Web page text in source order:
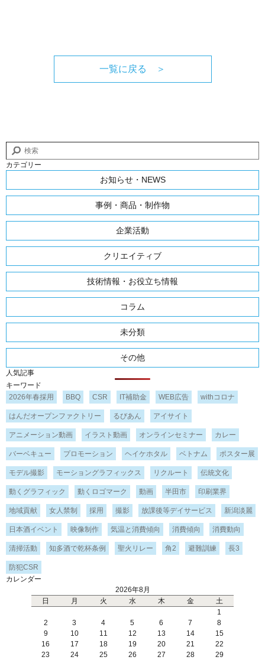
一覧に戻る ＞
カテゴリー
お知らせ・NEWS
事例・商品・制作物
企業活動
クリエイティブ
技術情報・お役立ち情報
コラム
未分類
その他
人気記事
キーワード
2026年春採用
BBQ CSR IT補助金 WEB広告 withコロナ
はんだオープンファクトリー るびあん アイサイト
アニメーション動画 イラスト動画 オンラインセミナー カレー
バーベキュー プロモーション ヘイケホタル ベトナム ポスター展
モデル撮影 モーショングラフィックス リクルート 伝統文化
動くグラフィック 動くロゴマーク 動画 半田市 印刷業界
地域貢献 女人禁制 採用 撮影 放課後等デイサービス 新潟淡麗
日本酒イベント 映像制作 気温と消費傾向 消費傾向 消費動向
清掃活動 知多酒で乾杯条例 聖火リレー 角2 避難訓練 長3
防犯CSR
カレンダー
2026年8月
日
月 火 水 木 金 土
1
2
3 4 5 6 7
8
9
10 11 12 13 14
15
16
17 18 19 20 21
22
23
24 25 26 27 28
29